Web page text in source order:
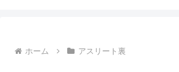
ホーム アスリート裏